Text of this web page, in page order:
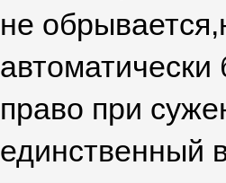
не
право при
единственный